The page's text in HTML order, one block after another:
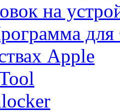
на
для
Apple